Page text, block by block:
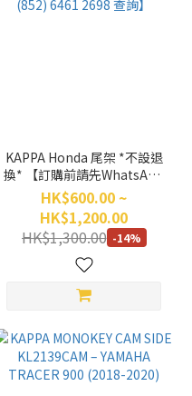
KAPPA Honda 尾架 *不設退
換* 【訂購前請先WhatsApp
(852) 6461 2698 查詢】
HK$600.00 ~
HK$1,200.00
HK$1,300.00 -14%